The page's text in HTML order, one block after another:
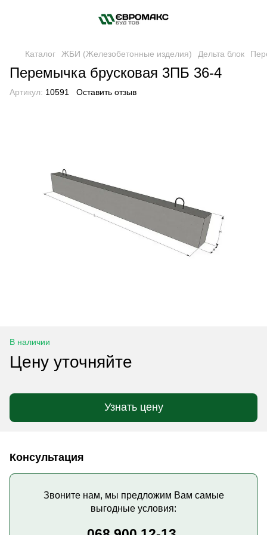
Каталог ЖБИ (Железобетонные изделия) Дельта блок
Перемычка брусковая 3ПБ 36-4
Артикул: 10591 Оставить отзыв
В наличии
Цену уточняйте
Узнать цену
Консультация
Звоните нам, мы предложим Вам самые
выгодные условия: